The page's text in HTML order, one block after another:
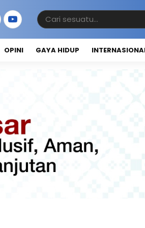
OPINI GAYA HIDUP